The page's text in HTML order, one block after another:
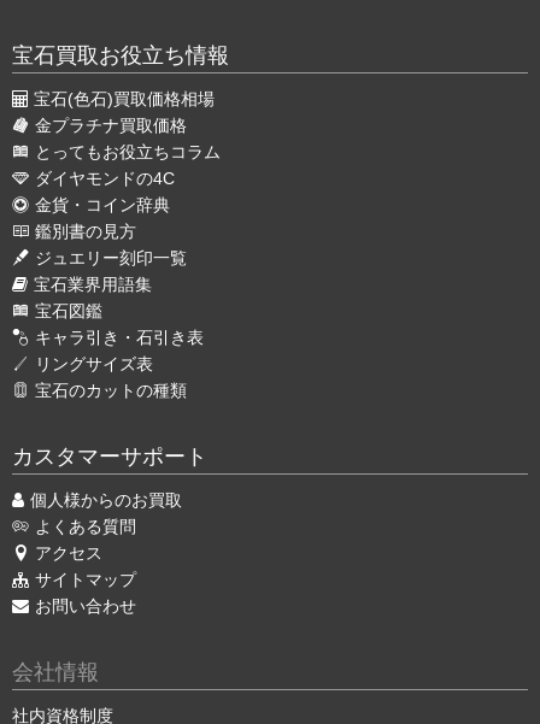
宝石買取お役立ち情報
宝石(色石)買取価格相場
金プラチナ買取価格
とってもお役立ちコラム
ダイヤモンドの4C
金貨・コイン辞典
鑑別書の見方
ジュエリー刻印一覧
宝石業界用語集
宝石図鑑
キャラ引き・石引き表
リングサイズ表
宝石のカットの種類
カスタマーサポート
個人様からのお買取
よくある質問
アクセス
サイトマップ
お問い合わせ
会社情報
社内資格制度